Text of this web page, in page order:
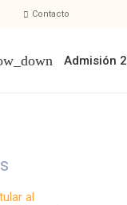
Contacto
Admisión
al